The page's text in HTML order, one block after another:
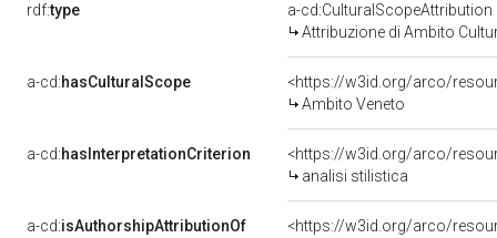
rdf:type
a-cd:CulturalScopeAttribution
Attribuzione di Ambito
a-cd:hasCulturalScope
<https://w3id.org/arco/
Ambito Veneto
a-cd:hasInterpretationCriterion
<https://w3id.org/arco/
analisi stilistica
a-cd:isAuthorshipAttributionOf
<https://w3id.org/arco/